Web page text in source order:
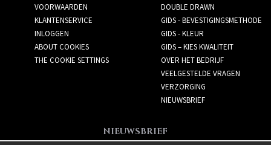
VOORWAARDEN
KLANTENSERVICE
INLOGGEN
ABOUT COOKIES
THE COOKIE SETTINGS
DOUBLE DRAWN
GIDS - BEVESTIGINGSMETHODE
GIDS - KLEUR
GIDS – KIES KWALITEIT
OVER HET BEDRIJF
VEELGESTELDE VRAGEN
VERZORGING
NIEUWSBRIEF
NIEUWSBRIEF